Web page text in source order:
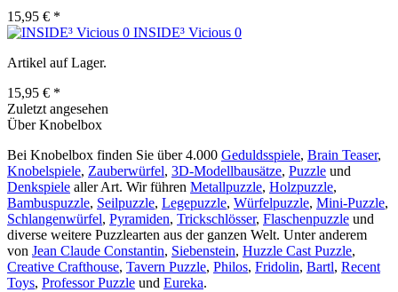
15,95 € *
INSIDE³ Vicious 0
Artikel auf Lager.
15,95 € *
Zuletzt angesehen
Über Knobelbox
Bei Knobelbox finden Sie über 4.000 Geduldsspiele, Brain Teaser,
Knobelspiele, Zauberwürfel, 3D-Modellbausätze, Puzzle und
Denkspiele aller Art. Wir führen Metallpuzzle, Holzpuzzle,
Bambuspuzzle, Seilpuzzle, Legepuzzle, Würfelpuzzle, Mini-Puzzle,
Schlangenwürfel, Pyramiden, Trickschlösser, Flaschenpuzzle und
diverse weitere Puzzlearten aus der ganzen Welt. Unter anderem
von Jean Claude Constantin, Siebenstein, Huzzle Cast Puzzle,
Creative Crafthouse, Tavern Puzzle, Philos, Fridolin, Bartl, Recent
Toys, Professor Puzzle und Eureka.